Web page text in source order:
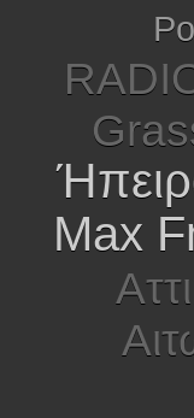
Max